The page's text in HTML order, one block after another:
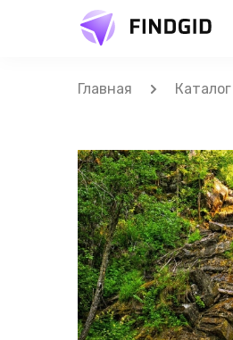
Главная Каталог